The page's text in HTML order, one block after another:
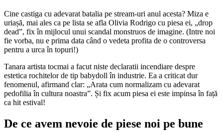
Cine castiga cu adevarat batalia pe stream-uri anul acesta? Miza e
uriașă, mai ales ca pe lista se afla Olivia Rodrigo cu piesa ei, „drop
dead”, fix în mijlocul unui scandal monstruos de imagine. (Intre noi
fie vorba, nu e prima data când o vedeta profita de o controversa
pentru a urca în topuri!)
Tanara artista tocmai a facut niste declaratii incendiare despre
estetica rochitelor de tip babydoll în industrie. Ea a criticat dur
fenomenul, afirmand clar: „Arata cum normalizam cu adevarat
pedofilia în cultura noastra”. Și fix acum piesa ei este impinsa în față
ca hit estival!
De ce avem nevoie de piese noi pe bune